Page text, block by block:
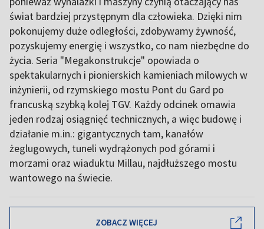
świat bardziej przystępnym dla człowieka. Dzięki nim
pokonujemy duże odległości, zdobywamy żywność,
pozyskujemy energię i wszystko, co nam niezbędne do
życia. Seria "Megakonstrukcje" opowiada o
spektakularnych i pionierskich kamieniach milowych w
inżynierii, od rzymskiego mostu Pont du Gard po
francuską szybką kolej TGV. Każdy odcinek omawia
jeden rodzaj osiągnięć technicznych, a więc budowę i
działanie m.in.: gigantycznych tam, kanałów
żeglugowych, tuneli wydrążonych pod górami i
morzami oraz wiaduktu Millau, najdłuższego mostu
wantowego na świecie.
ZOBACZ WIĘCEJ